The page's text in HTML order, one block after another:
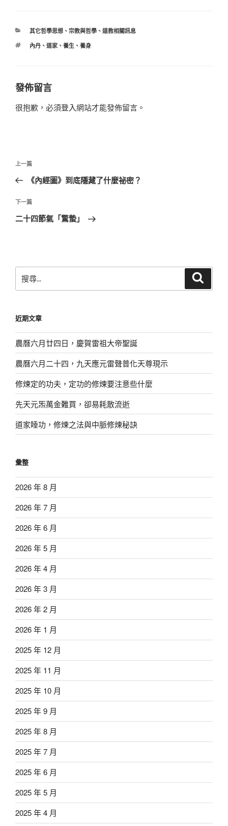
分
其它哲學思想、 宗教與哲學、 道教相關訊息
標
內丹、 道家、 養生、 養身
發佈留言
很抱歉，必須登入網站才能發佈留言。
文
導
覽
上
一
文
章
上一篇
《內經圖》到底隱藏了什麼祕密？
下
一
下一篇
二十四節氣「驚蟄」
尋
字:
近期文章
農曆六月廿四日，慶賀雷祖大帝聖誕
農曆六月二十四，九天應元雷聲普化天尊現示
修煉定的功夫，定功的修煉要注意些什麼
先天元炁萬金難買，卻易耗散流逝
道家睡功，修煉之法與中脈修煉秘訣
彙整
2026 年 8 月
2026 年 7 月
2026 年 6 月
2026 年 5 月
2026 年 4 月
2026 年 3 月
2026 年 2 月
2026 年 1 月
2025 年 12 月
2025 年 11 月
2025 年 10 月
2025 年 9 月
2025 年 8 月
2025 年 7 月
2025 年 6 月
2025 年 5 月
2025 年 4 月